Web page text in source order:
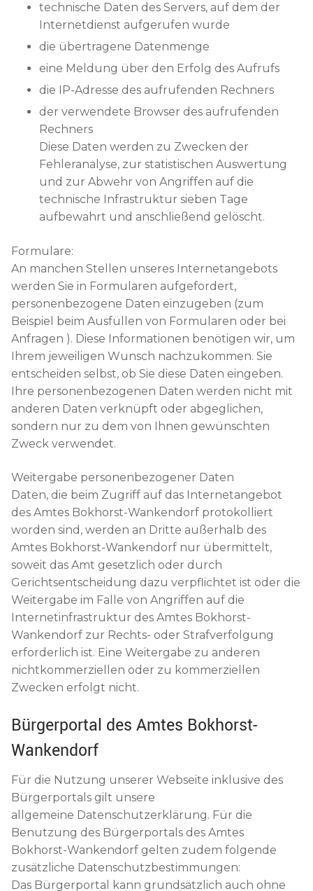
technische Daten des Servers, auf dem der
Internetdienst aufgerufen wurde
die übertragene Datenmenge
eine Meldung über den Erfolg des Aufrufs
die IP-Adresse des aufrufenden Rechners
der verwendete Browser des aufrufenden
Rechners
Diese Daten werden zu Zwecken der
Fehleranalyse, zur statistischen Auswertung
und zur Abwehr von Angriffen auf die
technische Infrastruktur sieben Tage
aufbewahrt und anschließend gelöscht.
Formulare:
An manchen Stellen unseres Internetangebots
werden Sie in Formularen aufgefordert,
personenbezogene Daten einzugeben (zum
Beispiel beim Ausfüllen von Formularen oder bei
Anfragen ). Diese Informationen benötigen wir, um
Ihrem jeweiligen Wunsch nachzukommen. Sie
entscheiden selbst, ob Sie diese Daten eingeben.
Ihre personenbezogenen Daten werden nicht mit
anderen Daten verknüpft oder abgeglichen,
sondern nur zu dem von Ihnen gewünschten
Zweck verwendet.
Weitergabe personenbezogener Daten
Daten, die beim Zugriff auf das Internetangebot
des Amtes Bokhorst-Wankendorf protokolliert
worden sind, werden an Dritte außerhalb des
Amtes Bokhorst-Wankendorf nur übermittelt,
soweit das Amt gesetzlich oder durch
Gerichtsentscheidung dazu verpflichtet ist oder die
Weitergabe im Falle von Angriffen auf die
Internetinfrastruktur des Amtes Bokhorst-
Wankendorf zur Rechts- oder Strafverfolgung
erforderlich ist. Eine Weitergabe zu anderen
nichtkommerziellen oder zu kommerziellen
Zwecken erfolgt nicht.
Bürgerportal des Amtes Bokhorst-
Wankendorf
Für die Nutzung unserer Webseite inklusive des
Bürgerportals gilt unsere
allgemeine Datenschutzerklärung. Für die
Benutzung des Bürgerportals des Amtes
Bokhorst-Wankendorf gelten zudem folgende
zusätzliche Datenschutzbestimmungen:
Das Bürgerportal kann grundsätzlich auch ohne